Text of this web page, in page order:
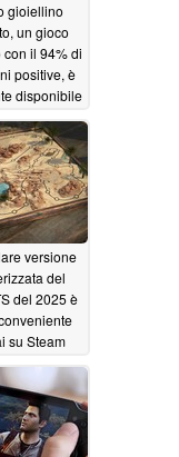
gioiellino
un gioco
con il 94% di
positive, è
disponibile
07/08/2026
versione
del
del 2025 è
su Steam
2026